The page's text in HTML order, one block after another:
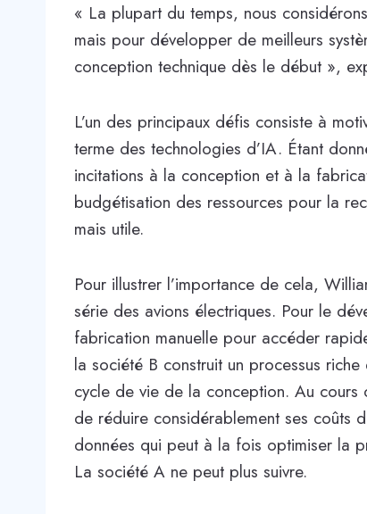
« La plupart du temps, nous
mais pour développer de meilleurs
conception technique dès le début »,
L’un des principaux défis consiste à
terme des technologies d’IA. Étant
incitations à la conception et à la
budgétisation des ressources pour la
mais utile.
Pour illustrer l’importance de cela,
série des avions électriques. Pour le
fabrication manuelle pour accéder
la société B construit un processus
cycle de vie de la conception. Au cours
de réduire considérablement ses coûts
données qui peut à la fois optimiser la
La société A ne peut plus suivre.